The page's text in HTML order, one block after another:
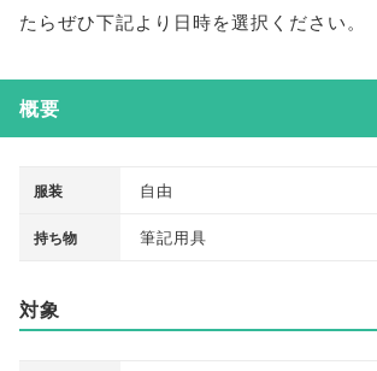
たらぜひ下記より日時を選択ください。
概要
服装 自由
持ち物 筆記用具
対象